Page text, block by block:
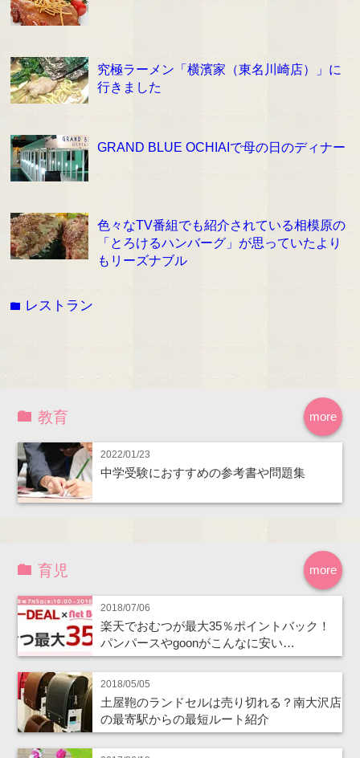
究極ラーメン「横濱家（東名川崎店）」に
行きました
GRAND BLUE OCHIAIで母の日のディナー
色々なTV番組でも紹介されている相模原の
「とろけるハンバーグ」が思っていたより
もリーズナブル
folder レストラン
more
教育
2022/01/23
中学受験におすすめの参考書や問題集
more
育児
2018/07/06
楽天でおむつが最大35％ポイントバック！
パンパースやgoonがこんなに安い…
2018/05/05
土屋鞄のランドセルは売り切れる？南大沢店
の最寄駅からの最短ルート紹介